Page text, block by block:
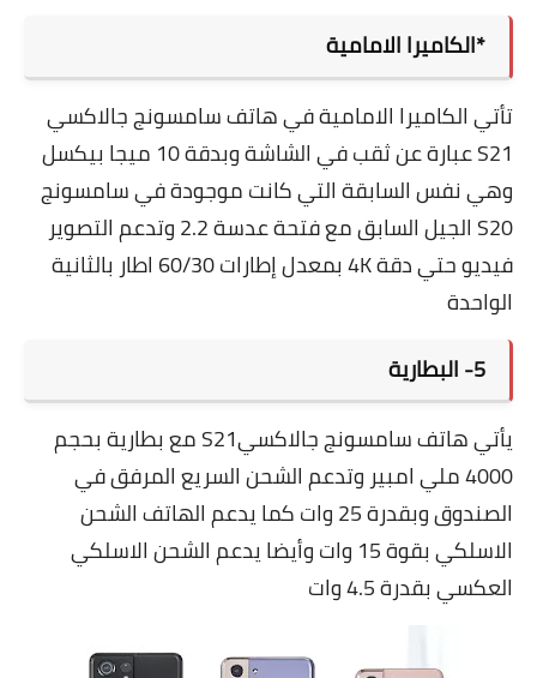
*الكاميرا الامامية
تأتي الكاميرا الامامية في هاتف سامسونج جالاكسي
S21 عبارة عن ثقب في الشاشة وبدقة 10 ميجا بيكسل
وهي نفس السابقة التي كانت موجودة في سامسونج
S20 الجيل السابق مع فتحة عدسة 2.2 وتدعم التصوير
فيديو حتي دقة 4K بمعدل إطارات 60/30 اطار بالثانية
الواحدة
5- البطارية
يأتي هاتف سامسونج جالاكسيS21 مع بطارية بحجم
4000 ملي امبير وتدعم الشحن السريع المرفق في
الصندوق وبقدرة 25 وات كما يدعم الهاتف الشحن
الاسلكي بقوة 15 وات وأيضا يدعم الشحن الاسلكي
العكسي بقدرة 4.5 وات